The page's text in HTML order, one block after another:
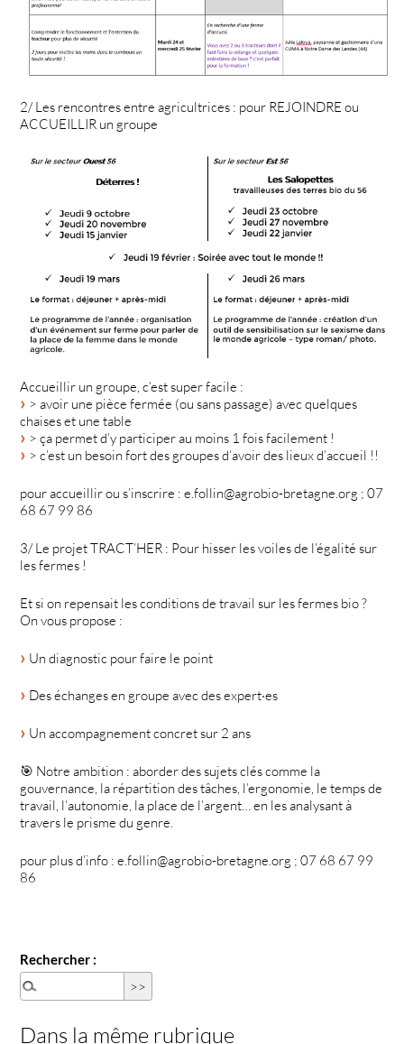
2/ Les rencontres entre agricultrices : pour REJOINDRE ou
ACCUEILLIR un groupe
Accueillir un groupe, c’est super facile :
> avoir une pièce fermée (ou sans passage) avec quelques
chaises et une table
> ça permet d’y participer au moins 1 fois facilement !
> c’est un besoin fort des groupes d’avoir des lieux d’accueil !!
pour accueillir ou s’inscrire : e.follin@agrobio-bretagne.org ; 07
68 67 99 86
3/ Le projet TRACT’HER : Pour hisser les voiles de l’égalité sur
les fermes !
Et si on repensait les conditions de travail sur les fermes bio ?
On vous propose :
Un diagnostic pour faire le point
Des échanges en groupe avec des expert·es
Un accompagnement concret sur 2 ans
🎯 Notre ambition : aborder des sujets clés comme la
gouvernance, la répartition des tâches, l’ergonomie, le temps de
travail, l’autonomie, la place de l’argent… en les analysant à
travers le prisme du genre.
pour plus d’info : e.follin@agrobio-bretagne.org ; 07 68 67 99
86
Rechercher :
Dans la même rubrique